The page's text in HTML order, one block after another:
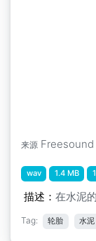
来源 Freesound
wav 1.4 MB
描述： 在水泥
Tag: 轮胎 水泥